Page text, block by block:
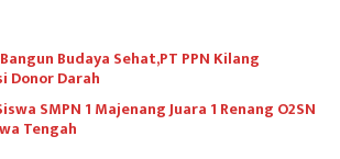
Budaya Sehat,PT PPN Kilang
Donor Darah
SMPN 1 Majenang Juara 1 Renang O2SN
Tengah